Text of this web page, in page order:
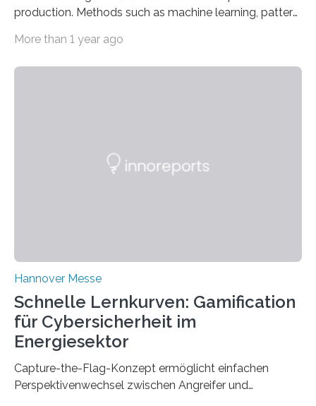
production. Methods such as machine learning, pattern
insights from production data and measurements,
they will present their project and participation
More than 1 year ago
Hannover Messe
Schnelle Lernkurven: Gamification
für Cybersicherheit im
Energiesektor
Capture-the-Flag-Konzept ermöglicht einfachen
Perspektivenwechsel zwischen Angreifer und